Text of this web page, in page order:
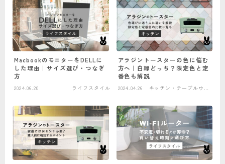
MacbookのモニターをDELLに
した理由｜サイズ選び・つなぎ
方
2024.06.20 ライフスタイル
アラジントースターの色に悩む
方へ｜白緑どっち？限定色と定
番色も解説
2024.04.26
キッチン・テーブルウェ